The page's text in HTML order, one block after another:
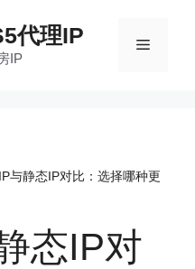
代理IP
IP
菜
与静态IP对比：选择哪种更
态IP对